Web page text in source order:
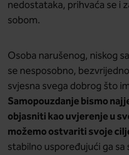
nedostataka, prihvaća se i
sobom.
Osoba narušenog, niskog
se nesposobno,
svjesna svega dobrog što
Samopouzdanje bismo
objasniti kao uvjerenje u
možemo ostvariti svoje
stabilno uspoređujući ga